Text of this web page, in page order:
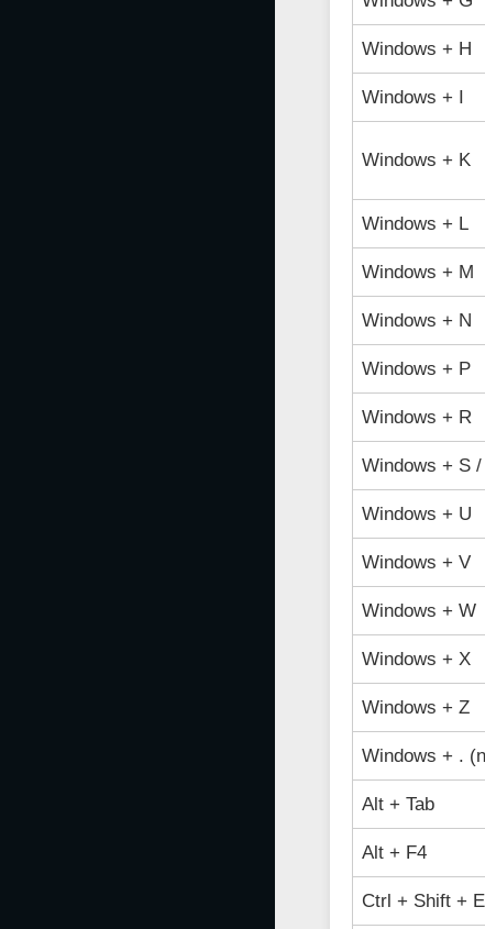
Windows + H
Windows + I
Windows + K
Windows + L
Windows + M
Windows + N
Windows + P
Windows + R
Windows + S
Windows + U
Windows + V
Windows + W
Windows + X
Windows + Z
Windows + .
Alt + Tab
Alt + F4
Ctrl + Shift +